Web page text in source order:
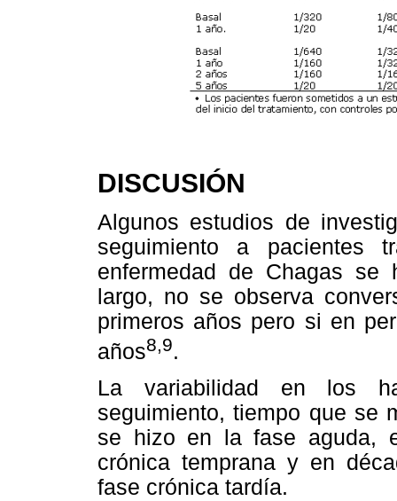
DISCUSIÓN
Algunos estudios de
seguimiento a pacientes
enfermedad de Chagas se
largo, no se observa
primeros años pero si en
años8,9.
La variabilidad en los
seguimiento, tiempo que se
se hizo en la fase aguda,
crónica temprana y en
fase crónica tardía.